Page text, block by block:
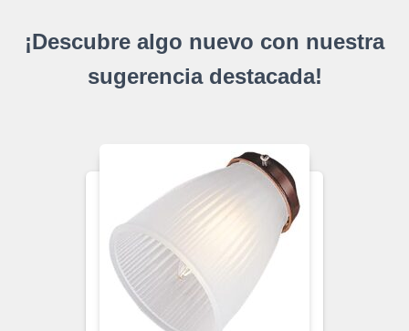
¡Descubre algo nuevo con nuestra
sugerencia destacada!